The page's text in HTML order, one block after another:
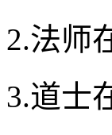
2.法师
3.道士